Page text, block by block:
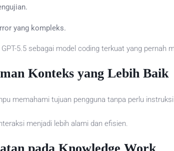
yang kompleks.
5.5 sebagai model coding terkuat yang pernah
Konteks yang Lebih Baik
memahami tujuan pengguna tanpa perlu
menjadi lebih alami dan efisien.